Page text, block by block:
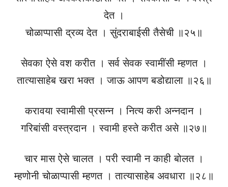
देत ।
चोळाप्पासी द्रव्य देत । सुंदराबाईसी तैसेची ॥२५॥
सेवका ऐसे वश करीत । सर्व सेवक स्वामींसी म्हणत ।
तात्यासाहेब खरा भक्त । जाऊ आपण बडोद्याला ॥२६॥
करावया स्वामीसी प्रसन्न । नित्य करी अन्नदान ।
गरिबांसी वस्त्रदान । स्वामी हस्ते करीत असे ॥२७॥
चार मास ऐसे चालत । परी स्वामी न काही बोलत ।
म्हणोनी चोळाप्पासी म्हणत । तात्यासाहेब अवधारा ॥२८॥